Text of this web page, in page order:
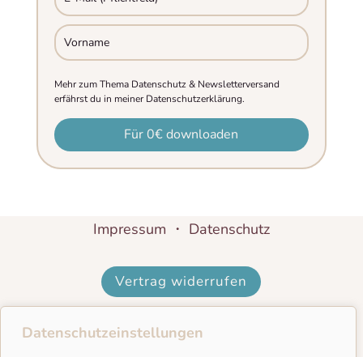
Datenschutzeinstellungen
Mehr zum Thema Datenschutz & Newsletterversand
erfährst du in meiner Datenschutzerklärung.
Für 0€ downloaden
Impressum ・ Datenschutz
Vertrag widerrufen